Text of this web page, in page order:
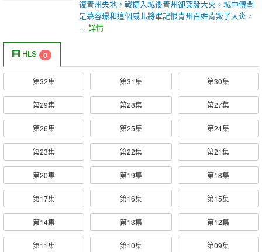
復青州失地，戰捷入城後青州卻突發大火。城中傳聞
是慕容璟和這個威北將軍記恨青州百姓背叛了大炎，
... 詳情
HLS 0
第32集 第31集 第30集
第29集 第28集 第27集
第26集 第25集 第24集
第23集 第22集 第21集
第20集 第19集 第18集
第17集 第16集 第15集
第14集 第13集 第12集
第11集 第10集 第09集